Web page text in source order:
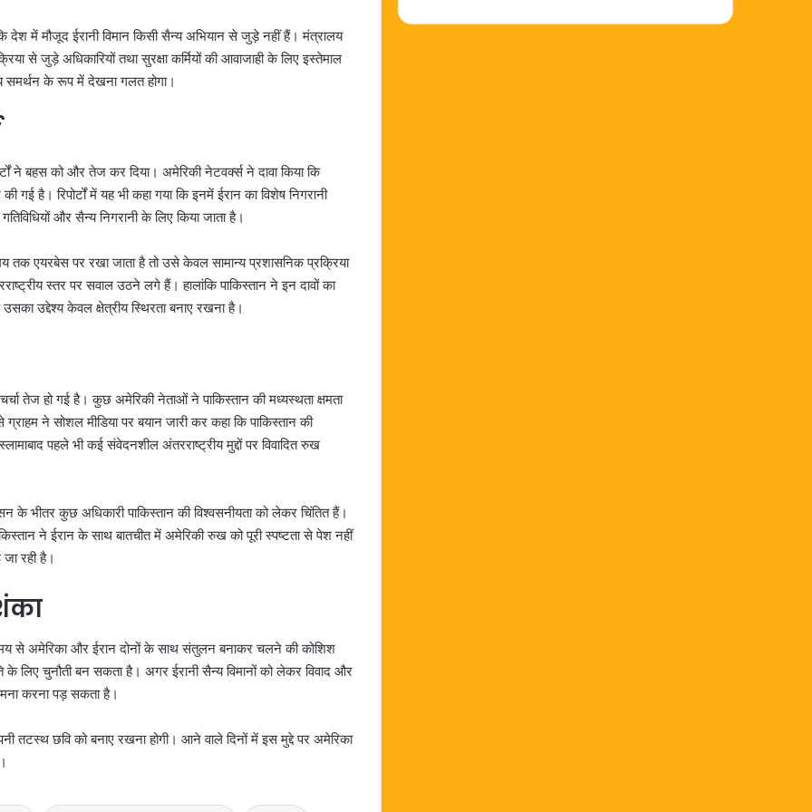
देश में मौजूद ईरानी विमान किसी सैन्य अभियान से जुड़े नहीं हैं। मंत्रालय
से जुड़े अधिकारियों तथा सुरक्षा कर्मियों की आवाजाही के लिए इस्तेमाल
समर्थन के रूप में देखना गलत होगा।
ने बहस को और तेज कर दिया। अमेरिकी नेटवर्क्स ने दावा किया कि
गई है। रिपोर्टों में यह भी कहा गया कि इनमें ईरान का विशेष निगरानी
और सैन्य निगरानी के लिए किया जाता है।
तक एयरबेस पर रखा जाता है तो उसे केवल सामान्य प्रशासनिक प्रक्रिया
स्तर पर सवाल उठने लगे हैं। हालांकि पाकिस्तान ने इन दावों का
उद्देश्य केवल क्षेत्रीय स्थिरता बनाए रखना है।
तेज हो गई है। कुछ अमेरिकी नेताओं ने पाकिस्तान की मध्यस्थता क्षमता
ने सोशल मीडिया पर बयान जारी कर कहा कि पाकिस्तान की
पहले भी कई संवेदनशील अंतरराष्ट्रीय मुद्दों पर विवादित रुख
के भीतर कुछ अधिकारी पाकिस्तान की विश्वसनीयता को लेकर चिंतित हैं।
ने ईरान के साथ बातचीत में अमेरिकी रुख को पूरी स्पष्टता से पेश नहीं
रही है।
से अमेरिका और ईरान दोनों के साथ संतुलन बनाकर चलने की कोशिश
लिए चुनौती बन सकता है। अगर ईरानी सैन्य विमानों को लेकर विवाद और
करना पड़ सकता है।
तटस्थ छवि को बनाए रखना होगी। आने वाले दिनों में इस मुद्दे पर अमेरिका